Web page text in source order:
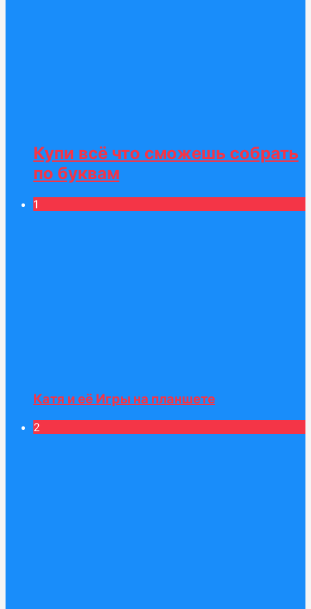
Купи всё что сможешь собрать
по буквам
1
Катя и её Игры на планшете
2